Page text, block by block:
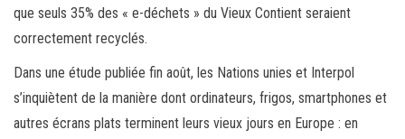
que seuls 35% des « e-déchets » du Vieux Contient seraient
correctement recyclés.
Dans une étude publiée fin août, les Nations unies et Interpol
s’inquiètent de la manière dont ordinateurs, frigos, smartphones et
autres écrans plats terminent leurs vieux jours en Europe : en